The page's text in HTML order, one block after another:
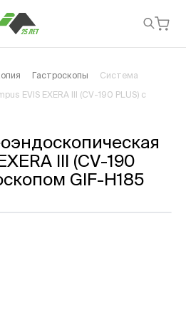
Гастроскопы Система
EVIS EXERA III (CV-190 PLUS) с
III (CV-190
GIF-H185